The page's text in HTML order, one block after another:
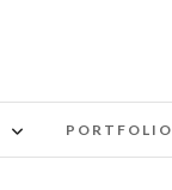
PORTFOLIO